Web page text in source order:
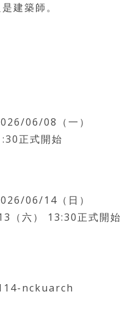
建築師。
06/08（一）
正式開始
06/14（日）
（六） 13:30正式開始
nckuarch